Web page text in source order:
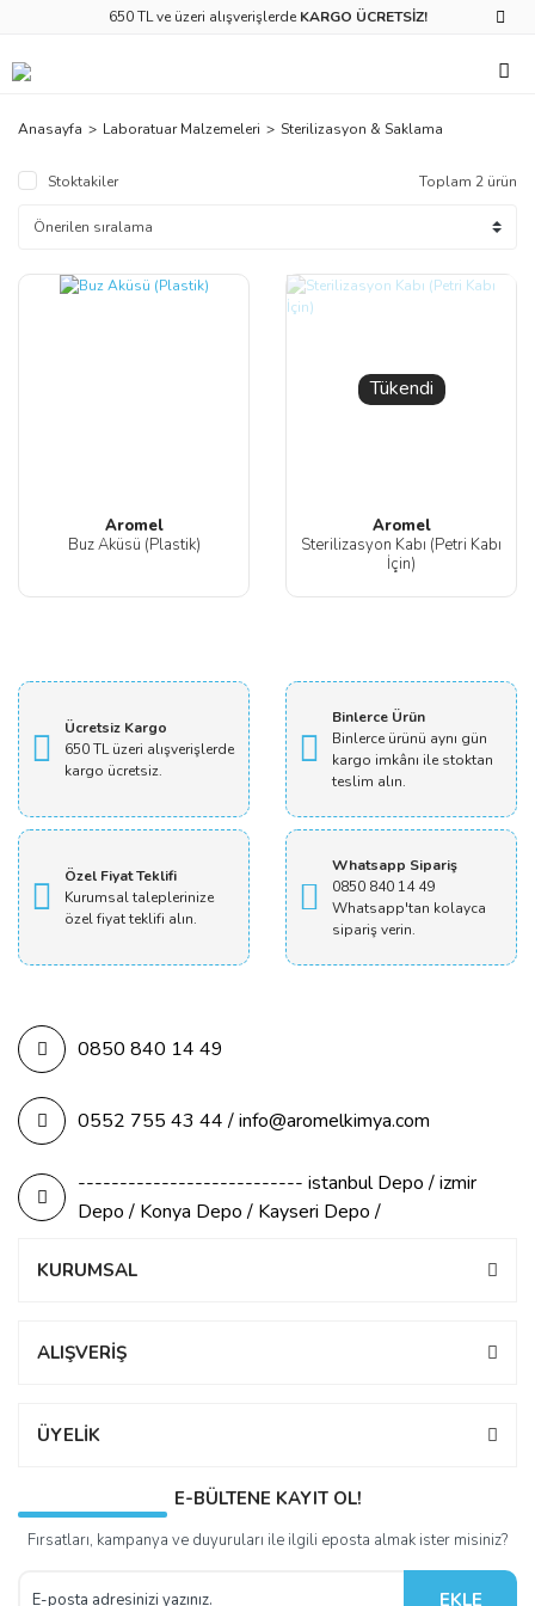
650 TL ve üzeri alışverişlerde KARGO ÜCRETSİZ!
Anasayfa Laboratuar Malzemeleri Sterilizasyon & Saklama
Stoktakiler Toplam 2 ürün
Aromel
Buz Aküsü (Plastik)
Tükendi
Aromel
Sterilizasyon Kabı (Petri Kabı
İçin)
Ücretsiz Kargo
650 TL üzeri alışverişlerde
kargo ücretsiz.
Binlerce Ürün
Binlerce ürünü aynı gün
kargo imkânı ile stoktan
teslim alın.
Özel Fiyat Teklifi
Kurumsal taleplerinize
özel fiyat teklifi alın.
Whatsapp Sipariş
0850 840 14 49
Whatsapp'tan kolayca
sipariş verin.
0850 840 14 49
0552 755 43 44 / info@aromelkimya.com
--------------------------- istanbul Depo / izmir
Depo / Konya Depo / Kayseri Depo /
KURUMSAL
ALIŞVERİŞ
ÜYELİK
E-BÜLTENE KAYIT OL!
Fırsatları, kampanya ve duyuruları ile ilgili eposta almak ister misiniz?
EKLE